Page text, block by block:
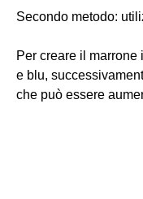
Secondo metodo:
Per creare il
e blu,
che può essere